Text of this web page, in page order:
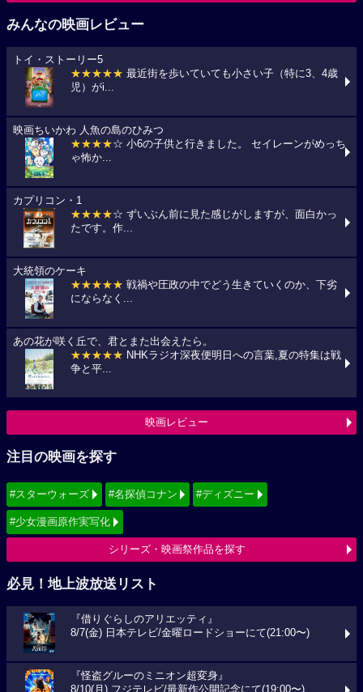
みんなの映画レビュー
トイ・ストーリー5
★★★★★ 最近街を歩いていても小さい子（特に3、4歳
児）がi...
映画ちいかわ 人魚の島のひみつ
★★★★☆ 小6の子供と行きました。 セイレーンがめっち
ゃ怖か...
カプリコン・1
★★★★☆ ずいぶん前に見た感じがしますが、面白かっ
たです。作...
大統領のケーキ
★★★★★ 戦禍や圧政の中でどう生きていくのか、下劣
にならなく...
あの花が咲く丘で、君とまた出会えたら。
★★★★★ NHKラジオ深夜便明日への言葉,夏の特集は戦
争と平...
映画レビュー
注目の映画を探す
#スターウォーズ #名探偵コナン #ディズニー
#少女漫画原作実写化
シリーズ・映画祭作品を探す
必見！地上波放送リスト
『借りぐらしのアリエッティ』
8/7(金) 日本テレビ/金曜ロードショーにて(21:00〜)
『怪盗グルーのミニオン超変身』